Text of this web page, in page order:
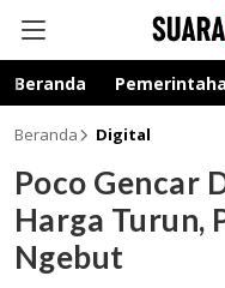
suarakarsa.com
Informasi
Beranda
Beranda Digital
Poco Gencar
Harga Turun,
Ngebut